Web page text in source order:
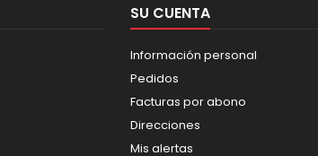
SU CUENTA
Información personal
Pedidos
Facturas por abono
Direcciones
Mis alertas